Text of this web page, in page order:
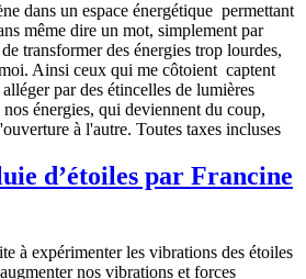
dans un espace énergétique permettant
même dire un mot, simplement par
transformer des énergies trop lourdes,
Ainsi ceux qui me côtoient captent
par des étincelles de lumières
énergies, qui deviennent du coup,
à l'autre. Toutes taxes incluses
d’étoiles par Francine
à expérimenter les vibrations des étoiles
nos vibrations et forces